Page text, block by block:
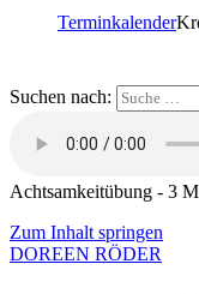
Terminkalender
Suchen nach:
Achtsamkeitübung - 3
Zum Inhalt springen
DOREEN RÖDER